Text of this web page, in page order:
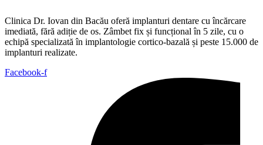
Clinica Dr. Iovan din Bacău oferă implanturi dentare cu încărcare
imediată, fără adiție de os. Zâmbet fix și funcțional în 5 zile, cu o
echipă specializată în implantologie cortico-bazală și peste 15.000 de
implanturi realizate.
Facebook-f